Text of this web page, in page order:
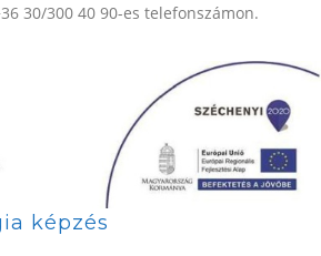
30/300 40 90-es telefonszámon.
képzés